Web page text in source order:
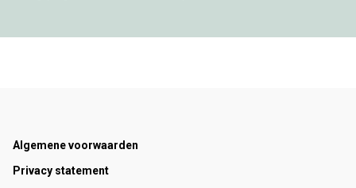
Footer
Algemene voorwaarden
Privacy statement